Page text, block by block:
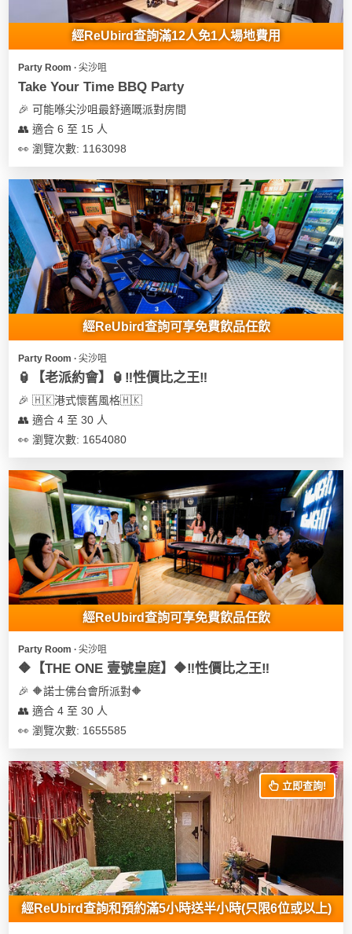
奇
玩
驗
作
作
坊
戶
樂
遊
艇
租
經ReUbird查詢滿12人免1人場地費用
Party Room ∙ 尖沙咀
Take Your Time BBQ Party
🎉 可能喺尖沙咀最舒適嘅派對房間
👥 適合 6 至 15 人
👀 瀏覽次數: 1163098
經ReUbird查詢可享免費飲品任飲
Party Room ∙ 尖沙咀
🏮【老派約會】🏮‼️性價比之王‼️
🎉 🇭🇰港式懷舊風格🇭🇰
👥 適合 4 至 30 人
👀 瀏覽次數: 1654080
經ReUbird查詢可享免費飲品任飲
Party Room ∙ 尖沙咀
🔶【THE ONE 壹號皇庭】🔶‼️性價比之王‼️
🎉 🔶諾士佛台會所派對🔶
👥 適合 4 至 30 人
👀 瀏覽次數: 1655585
立即查詢!
經ReUbird查詢和預約滿5小時送半小時(只限6位或以上)